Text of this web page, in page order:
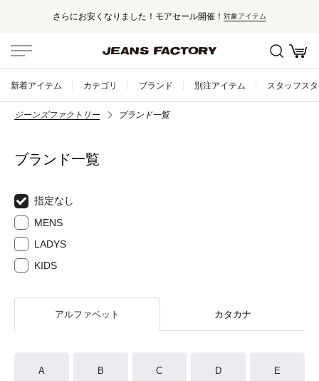
さらにお安くなりました！モアセール開催！ 対象アイテム
新着アイテム カテゴリ ブランド 別注アイテム スタッフス
ジーンズファクトリー ブランド一覧
ブランド一覧
指定なし
MENS
LADYS
KIDS
アルファベット カタカナ
A B C D E